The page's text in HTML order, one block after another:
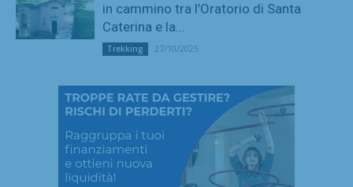
in cammino tra l’Oratorio di Santa
Caterina e la...
Trekking 27/10/2025